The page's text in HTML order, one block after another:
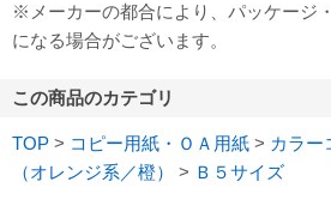
※メーカーの都合により、パッケージ
になる場合がございます。
この商品のカテゴリ
TOP > コピー用紙・ＯＡ用紙 > カラー
（オレンジ系／橙）
> Ｂ５サイズ